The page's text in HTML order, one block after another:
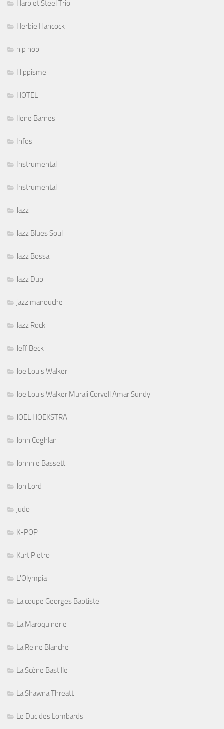
Harp et Steel Trio
Herbie Hancock
hip hop
Hippisme
HOTEL
Ilene Barnes
Infos
Instrumental
Instrumental
Jazz
Jazz Blues Soul
Jazz Bossa
Jazz Dub
jazz manouche
Jazz Rock
Jeff Beck
Joe Louis Walker
Joe Louis Walker Murali Coryell Amar Sundy
JOEL HOEKSTRA
John Coghlan
Johnnie Bassett
Jon Lord
judo
K-POP
Kurt Pietro
L'Olympia
La coupe Georges Baptiste
La Maroquinerie
La Reine Blanche
La Scène Bastille
La Shawna Threatt
Le Duc des Lombards